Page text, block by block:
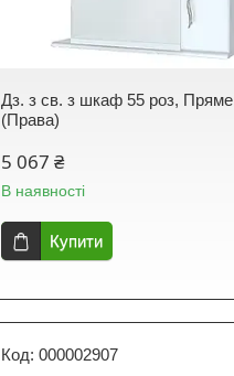
Дз. з св. з шкаф 55 роз, Пряме
(Права)
5 067 ₴
В наявності
Купити
000002907